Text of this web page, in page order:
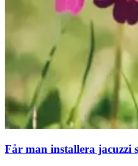
Får man installera jacuzzi